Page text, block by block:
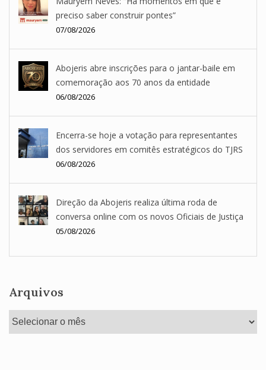
preciso saber construir pontes”
07/08/2026
Abojeris abre inscrições para o jantar-baile em
comemoração aos 70 anos da entidade
06/08/2026
Encerra-se hoje a votação para representantes
dos servidores em comitês estratégicos do TJRS
06/08/2026
Direção da Abojeris realiza última roda de
conversa online com os novos Oficiais de Justiça
05/08/2026
Arquivos
Arquivos